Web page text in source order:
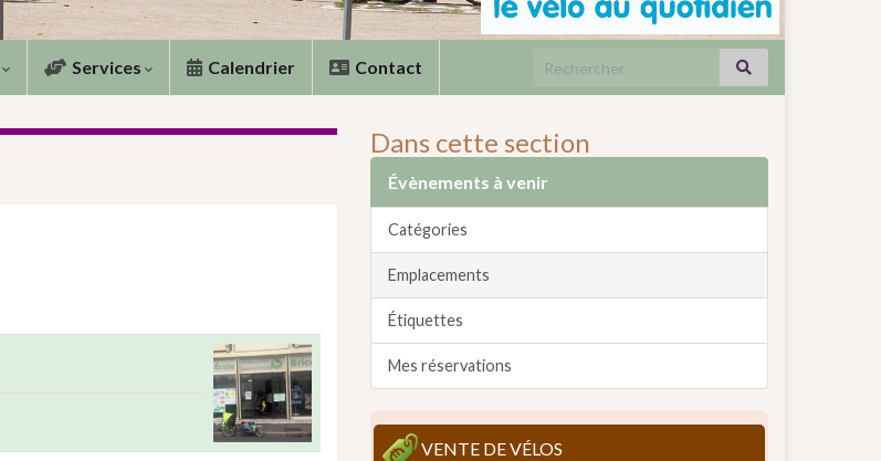
Services Calendrier Contact Search for:
Dans cette section
Évènements à venir
Catégories
Emplacements
Étiquettes
Mes réservations
VENTE DE VÉLOS